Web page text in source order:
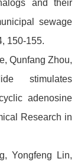
and their
sewage
150-155.
Qunfang Zhou,
stimulates
adenosine
Research in
Yongfeng Lin,